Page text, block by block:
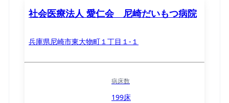
社会医療法人 愛仁会 尼崎だいもつ病院
兵庫県尼崎市東大物町１丁目１-１
病床数
199床